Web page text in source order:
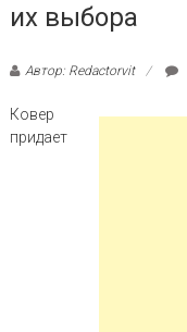
их выбора
Автор: Redactorvit
Ковер
придает